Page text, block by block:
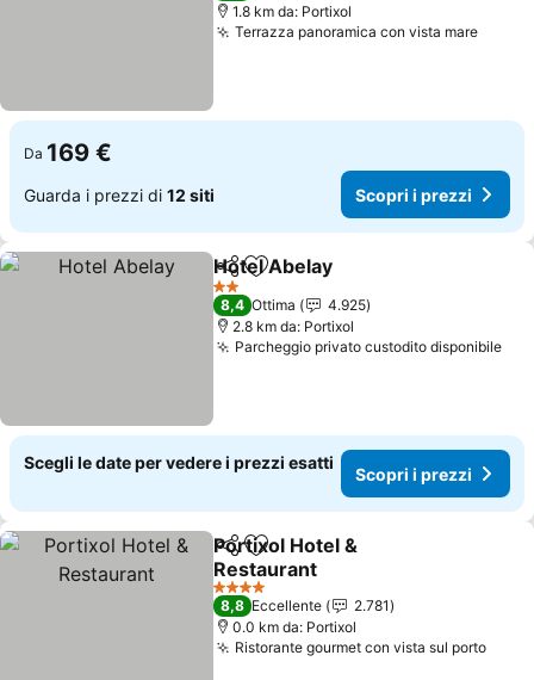
1.8 km da: Portixol
Terrazza panoramica con vista mare
Da 169 €
Guarda i prezzi di 12 siti Scopri i prezzi
CondividiAggiungi ai preferiti
Hotel Abelay
2 Stelle
8,4 Ottima
4.925
2.8 km da: Portixol
Parcheggio privato custodito disponibile
Scegli le date per vedere i prezzi esatti
Scopri i prezzi
CondividiAggiungi ai preferiti
Portixol Hotel &
Restaurant
Scopri i prezzi
4 Stelle
8,8 Eccellente
2.781
0.0 km da: Portixol
Ristorante gourmet con vista sul porto